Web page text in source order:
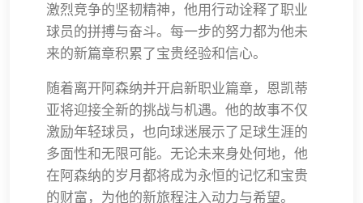
激烈竞争的坚韧精神，他用行动诠释了职业
球员的拼搏与奋斗。每一步的努力都为他未
来的新篇章积累了宝贵经验和信心。
随着离开阿森纳并开启新职业篇章，恩凯蒂
亚将迎接全新的挑战与机遇。他的故事不仅
激励年轻球员，也向球迷展示了足球生涯的
多面性和无限可能。无论未来身处何地，他
在阿森纳的岁月都将成为永恒的记忆和宝贵
的财富，为他的新旅程注入动力与希望。